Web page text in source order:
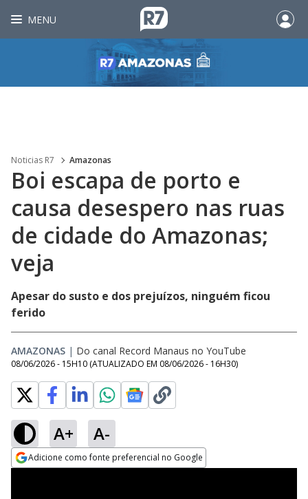
MENU
Noticias R7 Amazonas
Boi escapa de porto e
causa desespero nas ruas
de cidade do Amazonas;
veja
Apesar do susto e dos prejuízos, ninguém ficou
ferido
AMAZONAS | Do canal Record Manaus no YouTube
08/06/2026 - 15H10 (ATUALIZADO EM 08/06/2026 - 16H30)
A+ A-
Adicione como fonte preferencial no Google